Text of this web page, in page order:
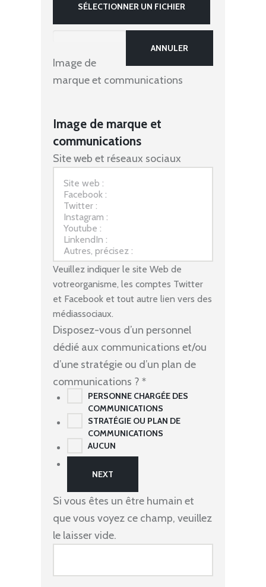
SÉLECTIONNER UN FICHIER
ANNULER
Image de
marque et communications
Image de marque et
communications
Site web et réseaux sociaux
Veuillez indiquer le site Web de
votreorganisme, les comptes Twitter
et Facebook et tout autre lien vers des
médiassociaux.
Disposez-vous d’un personnel
dédié aux communications et/ou
d’une stratégie ou d’un plan de
communications ? *
PERSONNE CHARGÉE DES
COMMUNICATIONS
STRATÉGIE OU PLAN DE
COMMUNICATIONS
AUCUN
Si vous êtes un être humain et
que vous voyez ce champ, veuillez
le laisser vide.